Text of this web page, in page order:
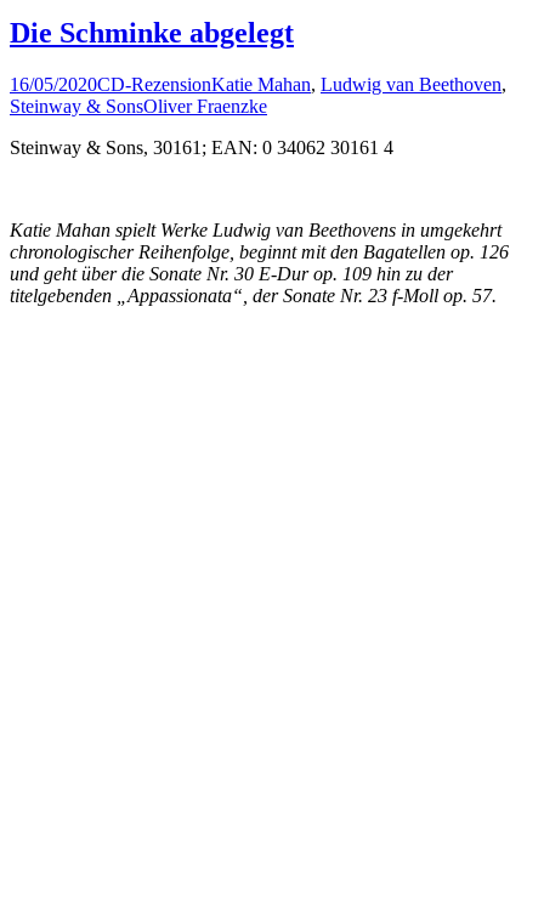
Die Schminke abgelegt
16/05/2020CD-RezensionKatie Mahan, Ludwig van Beethoven,
Steinway & SonsOliver Fraenzke
Steinway & Sons, 30161; EAN: 0 34062 30161 4
Katie Mahan spielt Werke Ludwig van Beethovens in umgekehrt
chronologischer Reihenfolge, beginnt mit den Bagatellen op. 126
und geht über die Sonate Nr. 30 E-Dur op. 109 hin zu der
titelgebenden „Appassionata“, der Sonate Nr. 23 f-Moll op. 57.